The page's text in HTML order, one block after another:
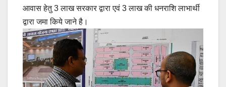
आवास हेतु 3 लाख सरकार द्वारा एवं 3 लाख की धनराशि लाभार्थी
द्वारा जमा किये जाने है।